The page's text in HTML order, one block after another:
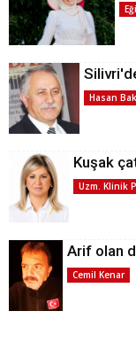
Hasan
Kuşak
Uzm. Klinik
Arif olan
Cemil Kenar